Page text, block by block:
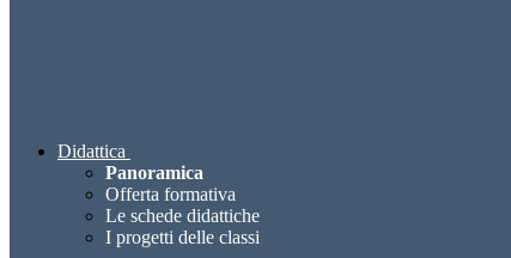
Didattica
Panoramica
Offerta formativa
Le schede didattiche
I progetti delle classi